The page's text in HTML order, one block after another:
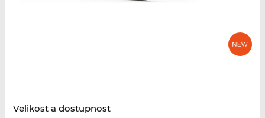
Velikost a dostupnost